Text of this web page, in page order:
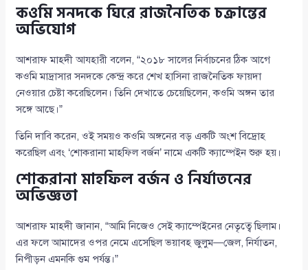
কওমি সনদকে ঘিরে রাজনৈতিক চক্রান্তের
অভিযোগ
আশরাফ মাহদী আযহারী বলেন, “২০১৮ সালের নির্বাচনের ঠিক আগে
কওমি মাদ্রাসার সনদকে কেন্দ্র করে শেখ হাসিনা রাজনৈতিক ফায়দা
নেওয়ার চেষ্টা করেছিলেন। তিনি দেখাতে চেয়েছিলেন, কওমি অঙ্গন তার
সঙ্গে আছে।”
তিনি দাবি করেন, ওই সময়ও কওমি অঙ্গনের বড় একটি অংশ বিদ্রোহ
করেছিল এবং ‘শোকরানা মাহফিল বর্জন’ নামে একটি ক্যাম্পেইন শুরু হয়।
শোকরানা মাহফিল বর্জন ও নির্যাতনের
অভিজ্ঞতা
আশরাফ মাহদী জানান, “আমি নিজেও সেই ক্যাম্পেইনের নেতৃত্বে ছিলাম।
এর ফলে আমাদের ওপর নেমে এসেছিল ভয়াবহ জুলুম—জেল, নির্যাতন,
নিপীড়ন এমনকি গুম পর্যন্ত।”